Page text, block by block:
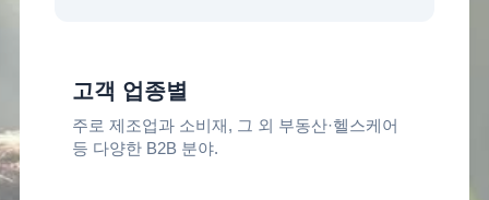
고객 업종별
주로 제조업과 소비재, 그 외 부동산·헬스케어
등 다양한 B2B 분야.